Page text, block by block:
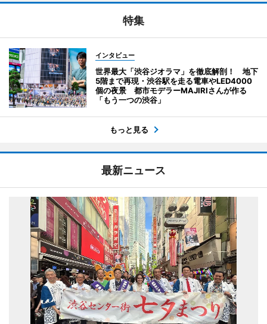
特集
インタビュー
世界最大「渋谷ジオラマ」を徹底解剖！ 地下
5階まで再現・渋谷駅を走る電車やLED4000
個の夜景 都市モデラーMAJIRIさんが作る
「もう一つの渋谷」
もっと見る
最新ニュース